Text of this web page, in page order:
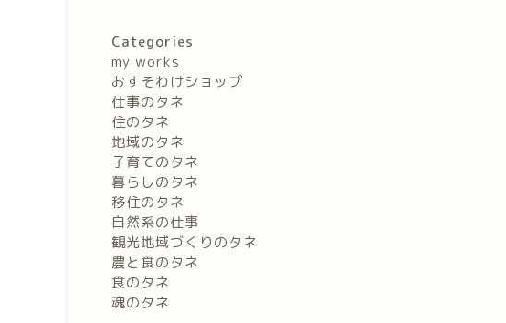
Categories
my works
おすそわけショップ
仕事のタネ
住のタネ
地域のタネ
子育てのタネ
暮らしのタネ
移住のタネ
自然系の仕事
観光地域づくりのタネ
農と食のタネ
食のタネ
魂のタネ